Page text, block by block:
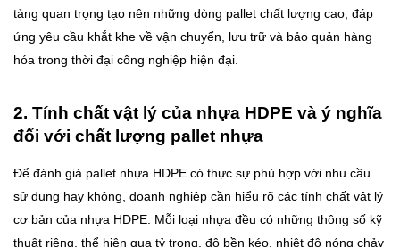
tảng quan trọng tạo nên những dòng pallet chất lượng cao, đáp
ứng yêu cầu khắt khe về vận chuyển, lưu trữ và bảo quản hàng
hóa trong thời đại công nghiệp hiện đại.
2. Tính chất vật lý của nhựa HDPE và ý nghĩa
đối với chất lượng pallet nhựa
Để đánh giá pallet nhựa HDPE có thực sự phù hợp với nhu cầu
sử dụng hay không, doanh nghiệp cần hiểu rõ các tính chất vật lý
cơ bản của nhựa HDPE. Mỗi loại nhựa đều có những thông số kỹ
thuật riêng, thể hiện qua tỷ trọng, độ bền kéo, nhiệt độ nóng chảy